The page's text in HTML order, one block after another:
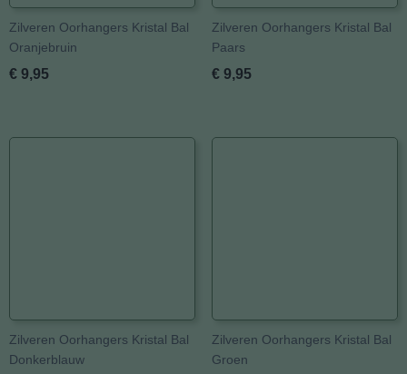
Zilveren Oorhangers Kristal Bal
Oranjebruin
€ 9,95
Zilveren Oorhangers Kristal Bal
Paars
€ 9,95
Zilveren Oorhangers Kristal Bal
Donkerblauw
Zilveren Oorhangers Kristal Bal
Groen